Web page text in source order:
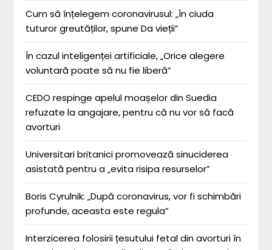
Cum să înțelegem coronavirusul: „În ciuda
tuturor greutăților, spune Da vieții”
În cazul inteligenței artificiale, „Orice alegere
voluntară poate să nu fie liberă”
CEDO respinge apelul moașelor din Suedia
refuzate la angajare, pentru că nu vor să facă
avorturi
Universitari britanici promovează sinuciderea
asistată pentru a „evita risipa resurselor”
Boris Cyrulnik: „După coronavirus, vor fi schimbări
profunde, aceasta este regula”
Interzicerea folosirii țesutului fetal din avorturi în